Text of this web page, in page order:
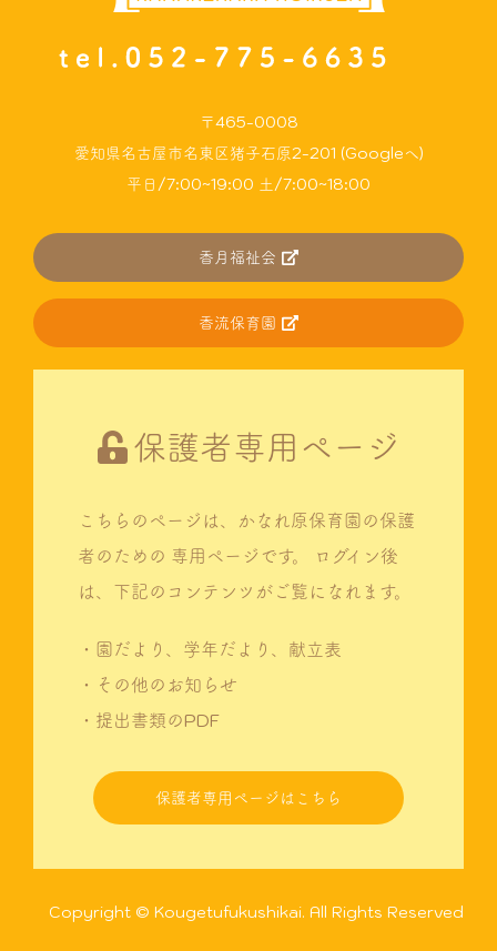
〒465-0008
愛知県名古屋市名東区猪子石原2-201 (Googleへ)
平日/7:00~19:00 土/7:00~18:00
香月福祉会
香流保育園
保護者専用ページ
こちらのページは、かなれ原保育園の保護
者のための 専用ページです。
ログイン後
は、下記のコンテンツがご覧になれます。
・園だより、学年だより、献立表
・その他のお知らせ
・提出書類のPDF
保護者専用ページはこちら
Copyright © Kougetufukushikai. All Rights Reserved